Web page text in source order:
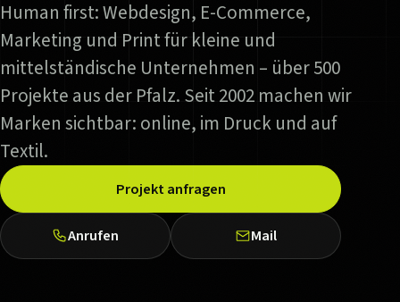
Human first: Webdesign, E-Commerce,
Marketing und Print für kleine und
mittelständische Unternehmen – über 500
Projekte aus der Pfalz. Seit 2002 machen wir
Marken sichtbar: online, im Druck und auf
Textil.
Projekt anfragen
Anrufen Mail